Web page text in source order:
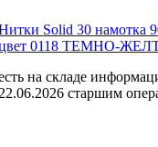
Solid 30 намотка
0118 ТЕМНО-
на складе
22.06.2026 старшим